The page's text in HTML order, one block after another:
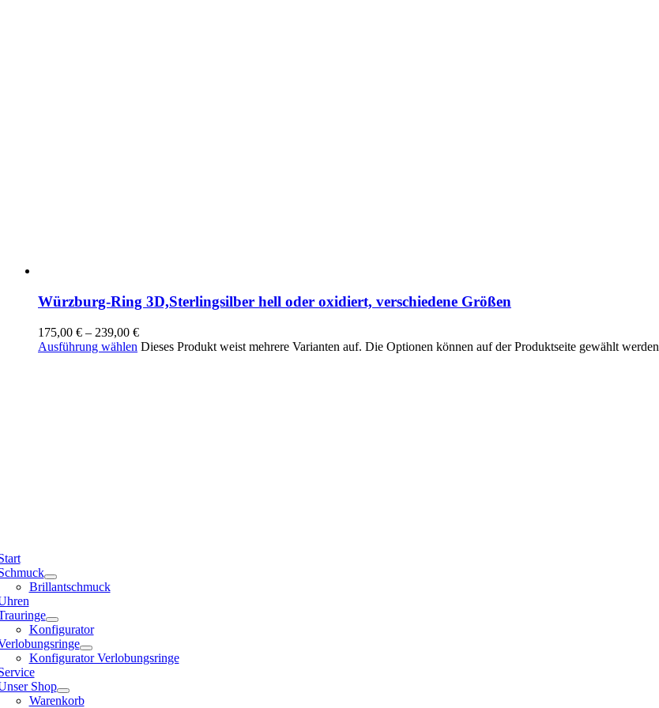
Würzburg-Ring 3D,Sterlingsilber hell oder oxidiert, verschiedene Größen
175,00 € – 239,00 €
Ausführung wählen Dieses Produkt weist mehrere Varianten auf. Die Optionen können auf der Produktseite gewählt werden
Brillantschmuck
Konfigurator
Konfigurator Verlobungsringe
Shop
Warenkorb